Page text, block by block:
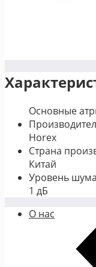
Основные
Horex
Страна
Китай
Уровень шума
1 дБ
О нас